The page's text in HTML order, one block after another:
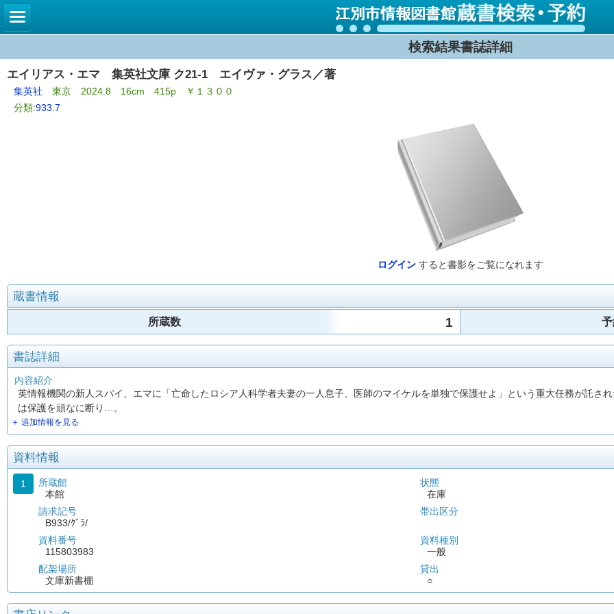
検索結果書誌詳細
エイリアス・エマ 集英社文庫 ク21-1 エイヴァ・グラス／著
集英社 東京 2024.8 16cm 415p ￥１３００
分類:933.7
ログイン すると書影をご覧になれます
蔵書情報
所蔵数 1
書誌詳細
内容紹介
英情報機関の新人スパイ、エマに「亡命したロシア人科学者夫妻の一人息子、医師のマイケルを単独で保護せよ」という重大任務が託さ
は保護を頑なに断り…。
＋ 追加情報を見る
資料情報
1
所蔵館
本館
請求記号
B933/ｸﾞﾗ/
資料番号
115803983
配架場所
文庫新書棚
状態
在庫
帯出区分
資料種別
一般
貸出
○